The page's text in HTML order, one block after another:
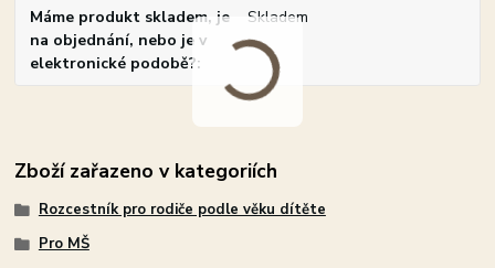
Máme produkt skladem, je
na objednání, nebo je v
elektronické podobě?
Skladem
Zboží zařazeno v kategoriích
Rozcestník pro rodiče podle věku dítěte
Pro MŠ